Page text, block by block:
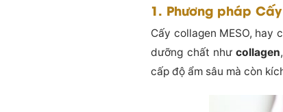
1. Phương pháp
Cấy collagen MESO, hay
dưỡng chất như collagen,
cấp độ ẩm sâu mà còn